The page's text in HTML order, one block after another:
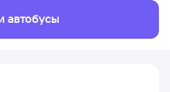
автобусы